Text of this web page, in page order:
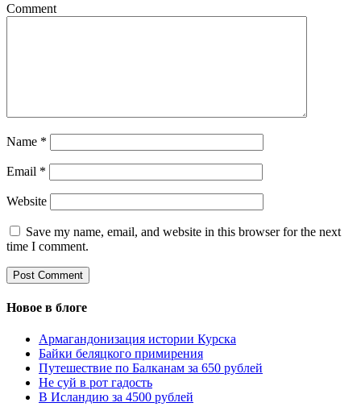
Comment
Name *
Email *
Website
Save my name, email, and website in this browser for the next
time I comment.
Новое в блоге
Армагандонизация истории Курска
Байки беляцкого примирения
Путешествие по Балканам за 650 рублей
Не суй в рот гадость
В Исландию за 4500 рублей